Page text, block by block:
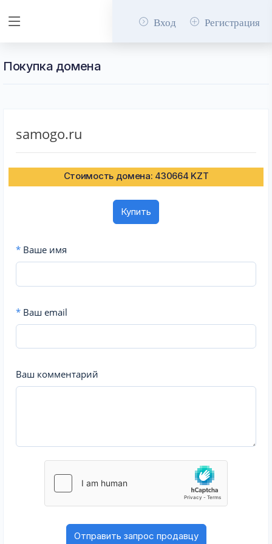
Вход Регистрация
Покупка домена
samogo.ru
Стоимость домена: 430664 KZT
Купить
* Ваше имя
* Ваш email
Ваш комментарий